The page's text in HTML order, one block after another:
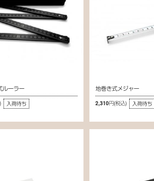
ルーラー
入荷待ち
地巻き式メジャー
2,310円(税込) 入荷待ち